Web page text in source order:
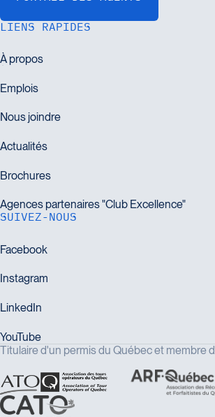
LIENS RAPIDES
SUIVEZ-NOUS
Titulaire d'un permis du Québec et membre